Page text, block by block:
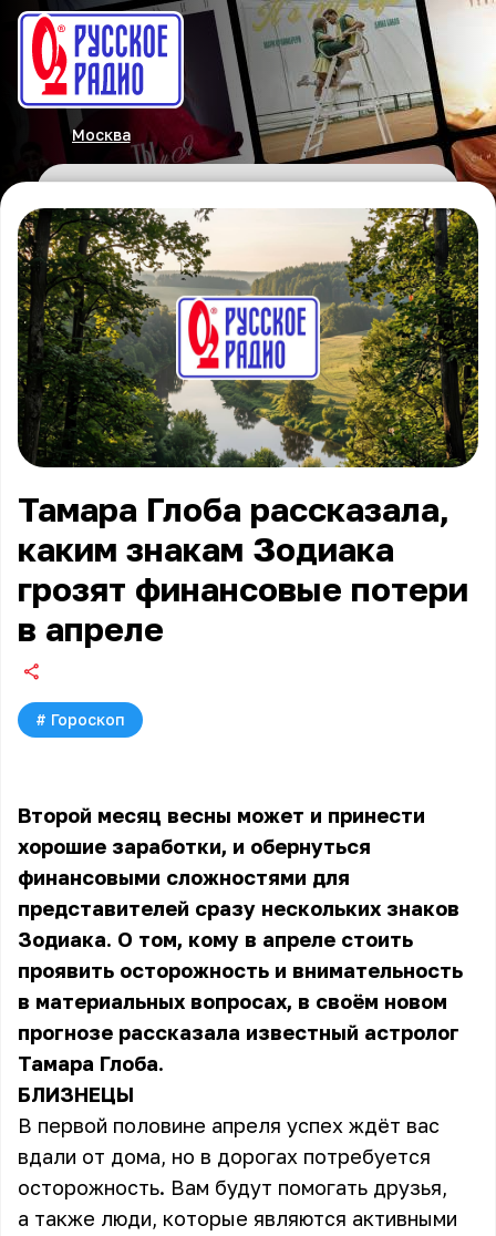
Москва
Тамара Глоба рассказала,
каким знакам Зодиака
грозят финансовые потери
в апреле
# Гороскоп
Второй месяц весны может и принести
хорошие заработки, и обернуться
финансовыми сложностями для
представителей сразу нескольких знаков
Зодиака. О том, кому в апреле стоить
проявить осторожность и внимательность
в материальных вопросах, в своём новом
прогнозе рассказала известный астролог
Тамара Глоба.
БЛИЗНЕЦЫ
В первой половине апреля успех ждёт вас
вдали от дома, но в дорогах потребуется
осторожность. Вам будут помогать друзья,
а также люди, которые являются активными